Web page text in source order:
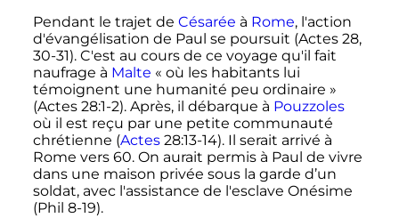
Pendant le trajet de Césarée à Rome, l'action
d'évangélisation de Paul se poursuit (Actes 28,
30-31). C'est au cours de ce voyage qu'il fait
naufrage à Malte « où les habitants lui
témoignent une humanité peu ordinaire »
(Actes 28:1-2). Après, il débarque à Pouzzoles
où il est reçu par une petite communauté
chrétienne (Actes28:13-14). Il serait arrivé à
Rome vers 60. On aurait permis à Paul de vivre
dans une maison privée sous la garde d’un
soldat, avec l'assistance de l'esclave Onésime
(Phil 8-19).